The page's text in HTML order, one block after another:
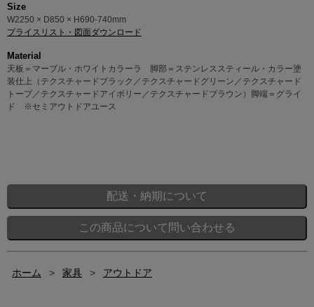
Size
W2250 × D850 × H690-740mm
プライスリスト・図面ダウンロード
Material
天板＝マーブル・ホワイトカラーラ 脚部＝ステンレススティール・カラー塗
装仕上（テクスチャードブラック／テクスチャードグリーン／テクスチャード
トープ／テクスチャードアイボリー／テクスチャードブラウン）脚端＝グライ
ド ※セミアウトドアユース
ホーム > 家具 > アウトドア